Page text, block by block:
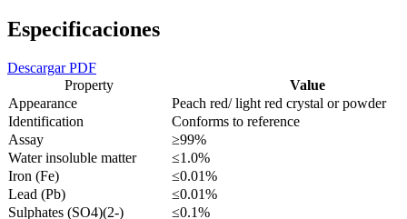
Especificaciones
Descargar PDF
Property
Value
Appearance
Peach red/ light red crystal or powder
Identification
Conforms to reference
Assay
≥99%
Water insoluble matter
≤1.0%
Iron (Fe)
≤0.01%
Lead (Pb)
≤0.01%
Sulphates (SO4)(2-)
≤0.1%